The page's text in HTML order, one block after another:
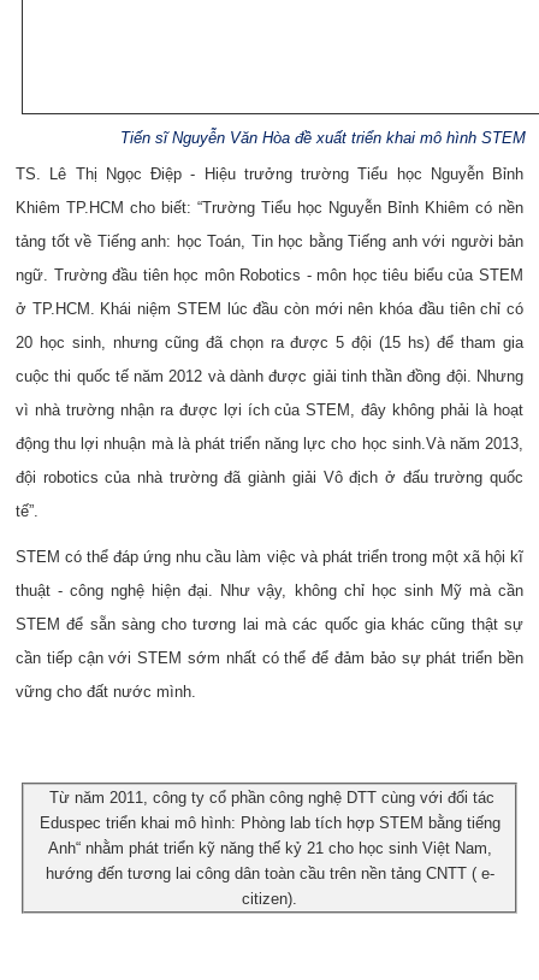
Tiến sĩ Nguyễn Văn Hòa đề xuất triển khai mô hình STEM
TS. Lê Thị Ngọc Điệp - Hiệu trưởng trường Tiểu học Nguyễn Bỉnh
Khiêm TP.HCM cho biết: “Trường Tiểu học Nguyễn Bỉnh Khiêm có nền
tảng tốt về Tiếng anh: học Toán, Tin học bằng Tiếng anh với người bản
ngữ. Trường đầu tiên học môn Robotics - môn học tiêu biểu của STEM
ở TP.HCM. Khái niệm STEM lúc đầu còn mới nên khóa đầu tiên chỉ có
20 học sinh, nhưng cũng đã chọn ra được 5 đội (15 hs) để tham gia
cuộc thi quốc tế năm 2012 và dành được giải tinh thần đồng đội. Nhưng
vì nhà trường nhận ra được lợi ích của STEM, đây không phải là hoạt
động thu lợi nhuận mà là phát triển năng lực cho học sinh.Và năm 2013,
đội robotics của nhà trường đã giành giải Vô địch ở đấu trường quốc
tế”.
STEM có thể đáp ứng nhu cầu làm việc và phát triển trong một xã hội kĩ
thuật - công nghệ hiện đại. Như vậy, không chỉ học sinh Mỹ mà cần
STEM để sẵn sàng cho tương lai mà các quốc gia khác cũng thật sự
cần tiếp cận với STEM sớm nhất có thể để đảm bảo sự phát triển bền
vững cho đất nước mình.
Từ năm 2011, công ty cổ phần công nghệ DTT cùng với đối tác
Eduspec triển khai mô hình: Phòng lab tích hợp STEM bằng tiếng
Anh“ nhằm phát triển kỹ năng thế kỷ 21 cho học sinh Việt Nam,
hướng đến tương lai công dân toàn cầu trên nền tảng CNTT ( e-
citizen).